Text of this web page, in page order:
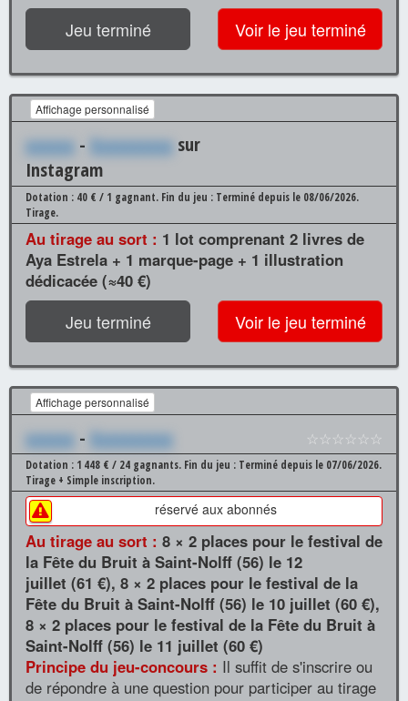
Jeu terminé Voir le jeu terminé
Affichage personnalisé
xxxxxx - Xxxxxxxxxx sur
Instagram
Dotation : 40 € / 1 gagnant. Fin du jeu : Terminé depuis le 08/06/2026.
Tirage.
Au tirage au sort : 1 lot comprenant 2 livres de
Aya Estrela + 1 marque-page + 1 illustration
dédicacée (≈40 €)
Jeu terminé Voir le jeu terminé
Affichage personnalisé
xxxxxx - Xxxxxxxxxx ☆☆☆☆☆☆
Dotation : 1 448 € / 24 gagnants. Fin du jeu : Terminé depuis le 07/06/2026.
Tirage + Simple inscription.
réservé aux abonnés
Au tirage au sort : 8 × 2 places pour le festival de
la Fête du Bruit à Saint-Nolff (56) le 12
juillet (61 €), 8 × 2 places pour le festival de la
Fête du Bruit à Saint-Nolff (56) le 10 juillet (60 €),
8 × 2 places pour le festival de la Fête du Bruit à
Saint-Nolff (56) le 11 juillet (60 €)
Principe du jeu-concours : Il suffit de s'inscrire ou
de répondre à une question pour participer au tirage